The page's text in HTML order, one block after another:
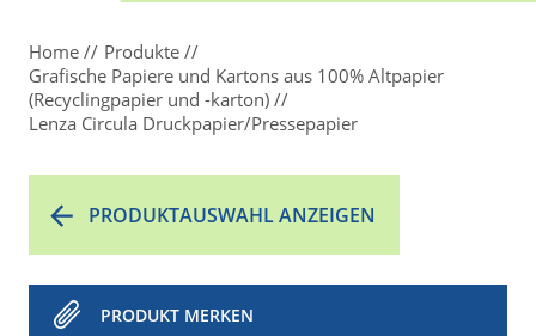
Home
Produkte
Grafische Papiere und Kartons aus 100% Altpapier
(Recyclingpapier und -karton)
Lenza Circula Druckpapier/Pressepapier
PRODUKTAUSWAHL ANZEIGEN
PRODUKT MERKEN